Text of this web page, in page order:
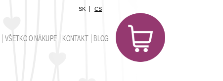
0položiek
0,00 €
SK CS
VŠETKO O NÁKUPE KONTAKT BLOG